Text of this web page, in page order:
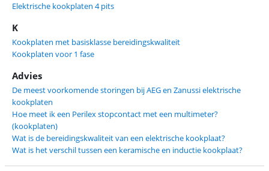
Elektrische kookplaten 4 pits
K
Kookplaten met basisklasse bereidingskwaliteit
Kookplaten voor 1 fase
Advies
De meest voorkomende storingen bij AEG en Zanussi elektrische
kookplaten
Hoe meet ik een Perilex stopcontact met een multimeter?
(kookplaten)
Wat is de bereidingskwaliteit van een elektrische kookplaat?
Wat is het verschil tussen een keramische en inductie kookplaat?